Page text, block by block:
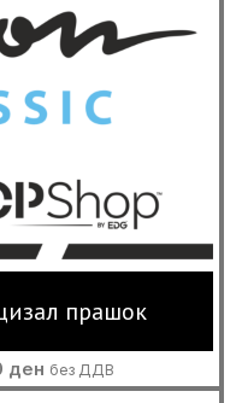
прашок
ден Price
range:
без ДДВ